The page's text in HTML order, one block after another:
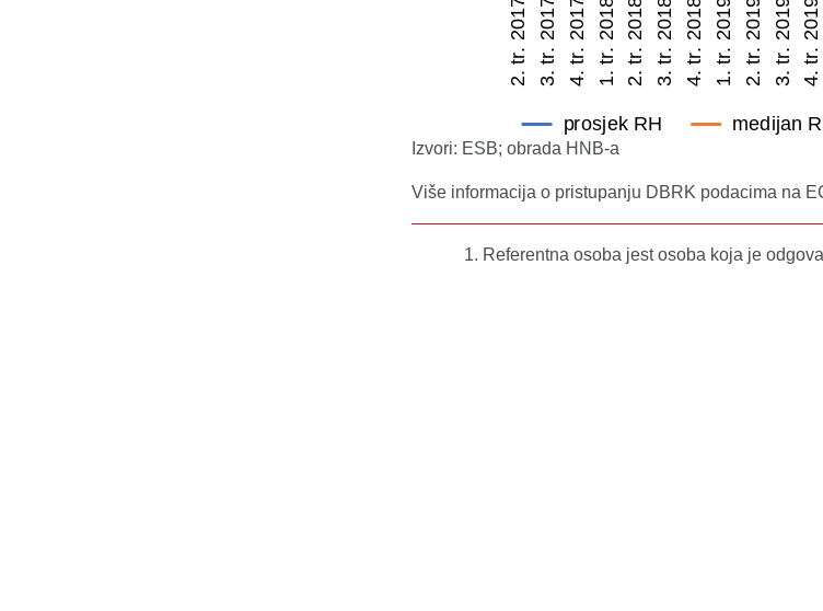
Izvori: ESB; obrada HNB-a
Više informacija o pristupanju DBRK podacima na
Referentna osoba jest osoba koja je